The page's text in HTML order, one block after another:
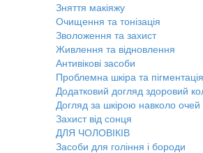
Зняття макіяжу
Очищення та тонізація
Зволоження та захист
Живлення та відновлення
Антивікові засоби
Проблемна шкіра та пігментація
Додатковий догляд здоровий
Догляд за шкірою навколо очей
Захист від сонця
ДЛЯ ЧОЛОВІКІВ
Засоби для гоління і бороди